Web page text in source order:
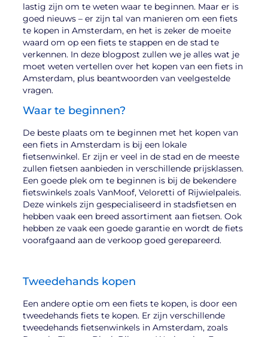
lastig zijn om te weten waar te beginnen. Maar er is
goed nieuws – er zijn tal van manieren om een fiets
te kopen in Amsterdam, en het is zeker de moeite
waard om op een fiets te stappen en de stad te
verkennen. In deze blogpost zullen we je alles wat je
moet weten vertellen over het kopen van een fiets in
Amsterdam, plus beantwoorden van veelgestelde
vragen.
Waar te beginnen?
De beste plaats om te beginnen met het kopen van
een fiets in Amsterdam is bij een lokale
fietsenwinkel. Er zijn er veel in de stad en de meeste
zullen fietsen aanbieden in verschillende prijsklassen.
Een goede plek om te beginnen is bij de bekendere
fietswinkels zoals VanMoof, Veloretti of Rijwielpaleis.
Deze winkels zijn gespecialiseerd in stadsfietsen en
hebben vaak een breed assortiment aan fietsen. Ook
hebben ze vaak een goede garantie en wordt de fiets
voorafgaand aan de verkoop goed gerepareerd.
Tweedehands kopen
Een andere optie om een fiets te kopen, is door een
tweedehands fiets te kopen. Er zijn verschillende
tweedehands fietsenwinkels in Amsterdam, zoals